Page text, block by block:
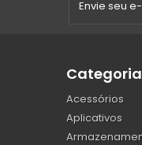
Acessórios
Aplicativos